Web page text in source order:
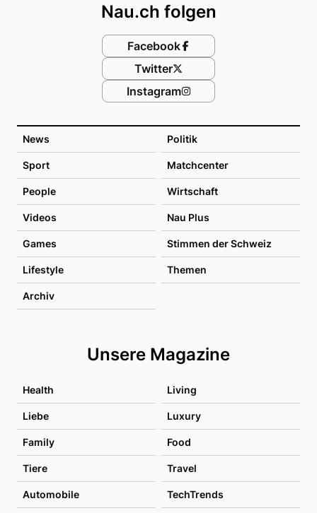
News Politik
Sport Matchcenter
People Wirtschaft
Videos Nau Plus
Games Stimmen der Schweiz
Lifestyle Themen
Archiv
Unsere Magazine
Health Living
Liebe Luxury
Family Food
Tiere Travel
Automobile TechTrends
Nau.ch folgen
Facebook
Twitter
Instagram